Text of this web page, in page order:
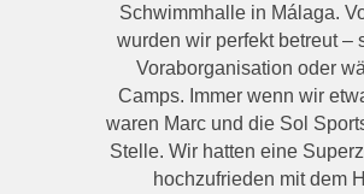
Schwimmhalle in Málaga.
wurden wir perfekt betreut –
Voraborganisation oder
Camps. Immer wenn wir
waren Marc und die Sol
Stelle. Wir hatten eine
hochzufrieden mit dem